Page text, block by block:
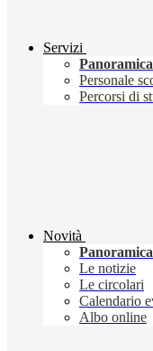
Servizi
Panoramica
Personale
Percorsi di
Novità
Panoramica
Le notizie
Le circolari
Calendario
Albo online